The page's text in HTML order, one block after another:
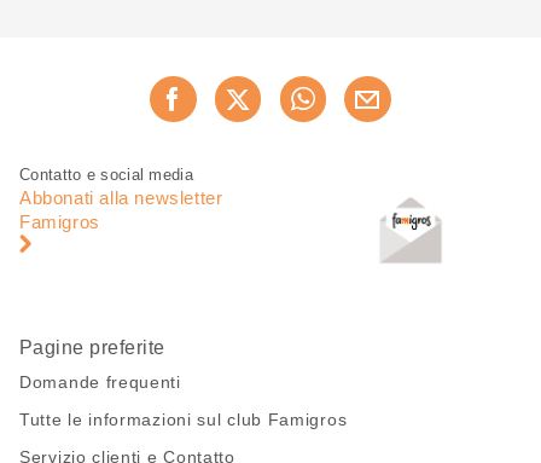
Consiglia ora
Piè
pagina
Navigazione
pagina
Contatto e social media
Abbonati alla newsletter
Famigros
Pagine preferite
Domande frequenti
Tutte le informazioni sul club Famigros
Servizio clienti e Contatto